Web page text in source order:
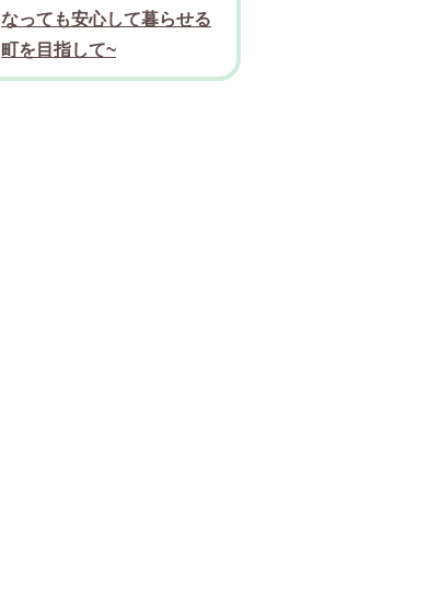
なっても安心して暮らせる
町を目指して~